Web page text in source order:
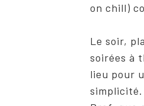
on chill)
Le soir,
soirées à
lieu pour
simplicité.